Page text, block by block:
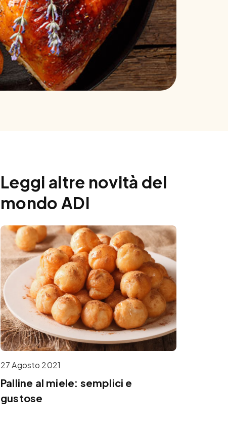
Leggi altre novità del
mondo ADI
27 Agosto 2021
Palline al miele: semplici e
gustose